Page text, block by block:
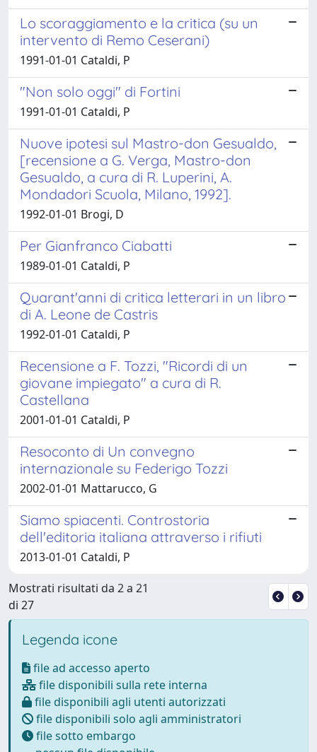
Lo scoraggiamento e la critica (su un
intervento di Remo Ceserani)
1991-01-01 Cataldi, P
"Non solo oggi" di Fortini
1991-01-01 Cataldi, P
Nuove ipotesi sul Mastro-don Gesualdo,
[recensione a G. Verga, Mastro-don
Gesualdo, a cura di R. Luperini, A.
Mondadori Scuola, Milano, 1992].
1992-01-01 Brogi, D
Per Gianfranco Ciabatti
1989-01-01 Cataldi, P
Quarant'anni di critica letterari in un libro
di A. Leone de Castris
1992-01-01 Cataldi, P
Recensione a F. Tozzi, "Ricordi di un
giovane impiegato" a cura di R.
Castellana
2001-01-01 Cataldi, P
Resoconto di Un convegno
internazionale su Federigo Tozzi
2002-01-01 Mattarucco, G
Siamo spiacenti. Controstoria
dell'editoria italiana attraverso i rifiuti
2013-01-01 Cataldi, P
Mostrati risultati da 2 a 21
di 27
Legenda icone
file ad accesso aperto
file disponibili sulla rete interna
file disponibili agli utenti autorizzati
file disponibili solo agli amministratori
file sotto embargo